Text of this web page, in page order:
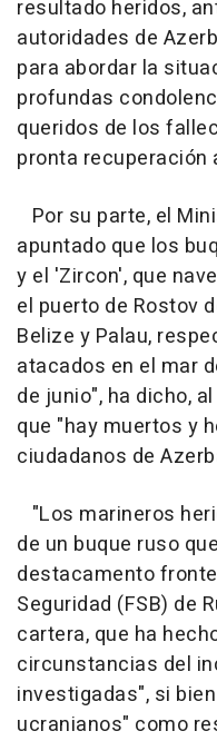
resultado heridos,
autoridades de
para abordar la
profundas
queridos de los
pronta recuperación
Por su parte, el
apuntado que los
y el 'Zircon', que
el puerto de Rostov
Belize y Palau,
atacados en el mar
de junio", ha dicho,
que "hay muertos y
ciudadanos de
"Los marineros
de un buque ruso
destacamento
Seguridad (FSB) de
cartera, que ha
circunstancias del
investigadas", si
ucranianos" como